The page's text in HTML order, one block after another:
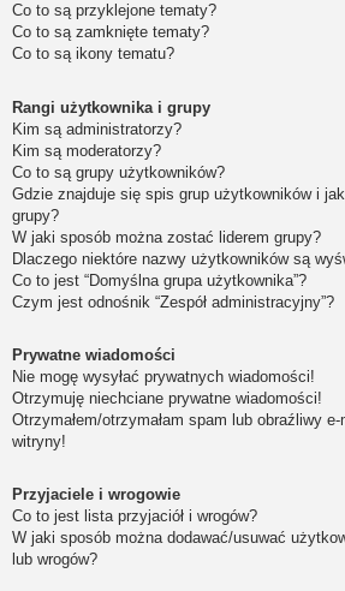
Co to są przyklejone tematy?
Co to są zamknięte tematy?
Co to są ikony tematu?
Rangi użytkownika i grupy
Kim są administratorzy?
Kim są moderatorzy?
Co to są grupy użytkowników?
Gdzie znajduje się spis grup użytkowników i
grupy?
W jaki sposób można zostać liderem grupy?
Dlaczego niektóre nazwy użytkowników są
Co to jest “Domyślna grupa użytkownika”?
Czym jest odnośnik “Zespół administracyjny”?
Prywatne wiadomości
Nie mogę wysyłać prywatnych wiadomości!
Otrzymuję niechciane prywatne wiadomości!
Otrzymałem/otrzymałam spam lub obraźliwy
witryny!
Przyjaciele i wrogowie
Co to jest lista przyjaciół i wrogów?
W jaki sposób można dodawać/usuwać
lub wrogów?